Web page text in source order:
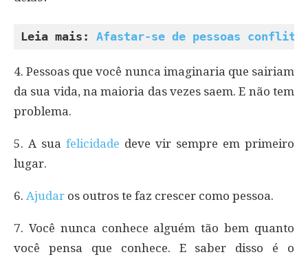
Leia mais: Afastar-se de pessoas
4. Pessoas que você nunca imaginaria que sairiam
da sua vida, na maioria das vezes saem. E não tem
problema.
5. A sua felicidade deve vir sempre em primeiro
lugar.
6. Ajudar os outros te faz crescer como pessoa.
7. Você nunca conhece alguém tão bem quanto
você pensa que conhece. E saber disso é o